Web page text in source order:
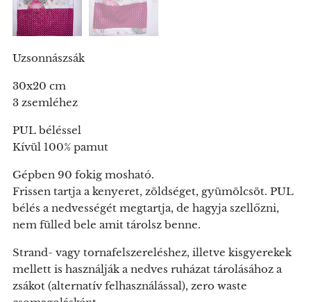
Uzsonnászsák
30x20 cm
3 zsemléhez
PUL béléssel
Kívül 100% pamut
Gépben 90 fokig mosható.
Frissen tartja a kenyeret, zöldséget, gyümölcsöt. PUL
bélés a nedvességét megtartja, de hagyja szellőzni,
nem fülled bele amit tárolsz benne.
Strand- vagy tornafelszereléshez, illetve kisgyerekek
mellett is használják a nedves ruházat tárolásához a
zsákot (alternatív felhasználással), zero waste